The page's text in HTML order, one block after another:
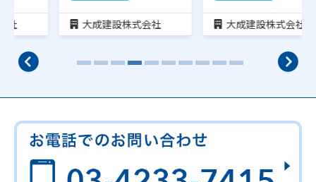
大成建設株式会社 大成建設株式会社